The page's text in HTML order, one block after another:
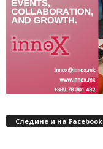
Следине и на Facebook